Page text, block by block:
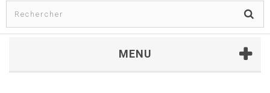
MENU